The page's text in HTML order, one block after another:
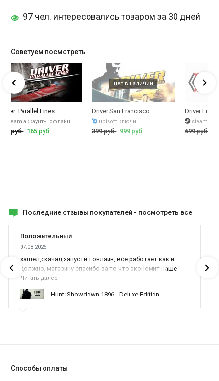
97 чел. интересовались товаром за 30 дней
Советуем посмотреть
Parallel Lines
steam аккаунты офлайн
руб. 165 руб.
Driver San Francisco
ubisoft ключи
399 руб. 999 руб.
Driver
steam
699 руб.
Последние отзывы покупателей - посмотреть все
Положительный
07.08.2026
зашёл,скачал,запустил онлайн, всё работает как и
должно, магазину спасибо за то что экономит наше
время,нервы и деньги, ребята вы красава оказываете
поддержку населению и походу из всех только вы и
оказываете помощь
Читать далее
Hunt: Showdown 1896 - Deluxe Edition
Способы оплаты